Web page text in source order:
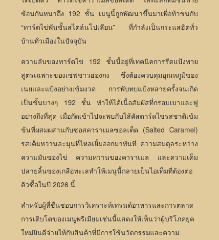
ซ้อนกันหนาถึง 192 ชั้น เมนูนี้ถูกพัฒนาขึ้นมาเพื่อท้าชนกับ
“ทาร์ตไข่พันชั้นสไตล์นโปเลียน” ที่กำลังเป็นกระแสฮิตทั่ว
บ้านทั่วเมืองในปัจจุบัน
ความลับของทาร์ตไข่ 192 ชั้นนี้อยู่ที่เทคนิคการรีดแป้งพาย
สูตรเฉพาะของเชฟชาวฮ่องกง ซึ่งต้องควบคุมอุณหภูมิของ
เนยและแป้งอย่างเข้มงวด การพับทบแป้งหลายครั้งจนเกิด
เป็นชั้นบางๆ 192 ชั้น ทำให้ได้เนื้อสัมผัสที่กรอบเบาและฟู
อย่างถึงที่สุด เมื่อกัดเข้าไปจะพบกับไส้คัสตาร์ดไข่รสชาติเข้ม
ข้นที่ผสมผสานกับซอสคาราเมลซอลเต็ด (Salted Caramel)
รสเค็มหวานละมุนที่ไหลเยิ้มออกมาทันที ความสมดุลระหว่าง
ความมันของไข่ ความหวานของคาราเมล และความเค็ม
ปลายลิ้นของเกลือทะเลทำให้เมนูนี้กลายเป็นไอเท็มที่ต้องต่อ
คิวซื้อในปี 2026 นี้
สำหรับผู้ที่ชื่นชอบการวิเคราะห์เทรนด์อาหารและการตลาด
การเติบโตของเมนูพรีเมียมเช่นนี้แสดงให้เห็นว่าผู้บริโภคยุค
ใหม่ยินดีจ่ายให้กับสินค้าที่มีการใช้นวัตกรรมและความ